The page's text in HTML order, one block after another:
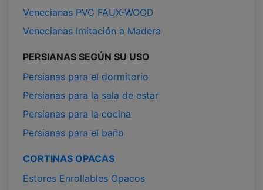
Venecianas PVC FAUX-WOOD
Venecianas Imitación a Madera
PERSIANAS SEGÚN SU USO
Persianas para el dormitorio
Persianas para la sala de estar
Persianas para la cocina
Persianas para el baño
CORTINAS OPACAS
Estores Enrollables Opacos